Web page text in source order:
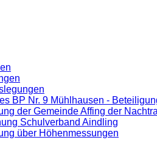
BP Nr. 9 Mühlhausen -
der Gemeinde Affing der
Schulverband Aindling
über Höhenmessungen